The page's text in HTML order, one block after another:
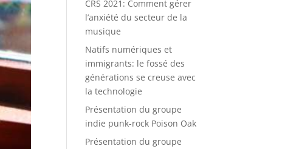
CRS 2021: Comment gérer
l’anxiété du secteur de la
musique
Natifs numériques et
immigrants: le fossé des
générations se creuse avec
la technologie
Présentation du groupe
indie punk-rock Poison Oak
Présentation du groupe